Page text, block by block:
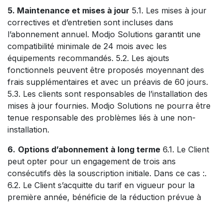
5. Maintenance et mises à jour 5.1. Les mises à jour
correctives et d’entretien sont incluses dans
l’abonnement annuel. Modjo Solutions garantit une
compatibilité minimale de 24 mois avec les
équipements recommandés. 5.2. Les ajouts
fonctionnels peuvent être proposés moyennant des
frais supplémentaires et avec un préavis de 60 jours.
5.3. Les clients sont responsables de l’installation des
mises à jour fournies. Modjo Solutions ne pourra être
tenue responsable des problèmes liés à une non-
installation.
6. Options d’abonnement à long terme 6.1. Le Client
peut opter pour un engagement de trois ans
consécutifs dès la souscription initiale. Dans ce cas :.
6.2. Le Client s’acquitte du tarif en vigueur pour la
première année, bénéficie de la réduction prévue à